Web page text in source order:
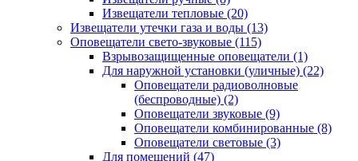
Извещатели тепловые (20)
Извещатели утечки газа и воды (13)
Оповещатели свето-звуковые (115)
Взрывозащищенные оповещатели (1)
Для наружной установки (уличные) (22)
Оповещатели радиоволновые
(беспроводные) (2)
Оповещатели звуковые (9)
Оповещатели комбинированные (8)
Оповещатели световые (3)
Для помещений (47)